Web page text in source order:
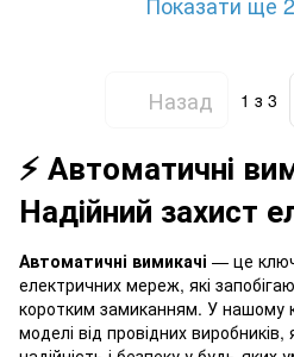
Назад 1 з 3
⚡ Автоматичні
Надійний захист
Автоматичні вимикачі — це
електричних мереж, які
коротким замиканням. У нашому
моделі від провідних виробників,